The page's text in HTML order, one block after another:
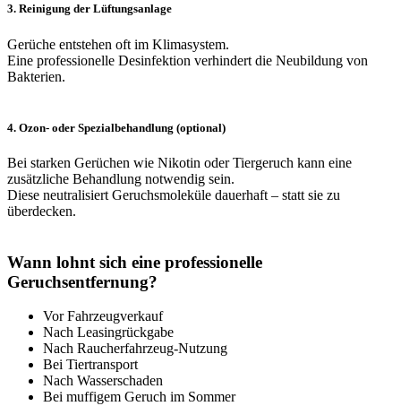
3. Reinigung der Lüftungsanlage
Gerüche entstehen oft im Klimasystem.
Eine professionelle Desinfektion verhindert die Neubildung von
Bakterien.
4. Ozon- oder Spezialbehandlung (optional)
Bei starken Gerüchen wie Nikotin oder Tiergeruch kann eine
zusätzliche Behandlung notwendig sein.
Diese neutralisiert Geruchsmoleküle dauerhaft – statt sie zu
überdecken.
Wann lohnt sich eine professionelle
Geruchsentfernung?
Vor Fahrzeugverkauf
Nach Leasingrückgabe
Nach Raucherfahrzeug-Nutzung
Bei Tiertransport
Nach Wasserschaden
Bei muffigem Geruch im Sommer